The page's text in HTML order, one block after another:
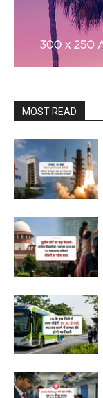
MOST READ